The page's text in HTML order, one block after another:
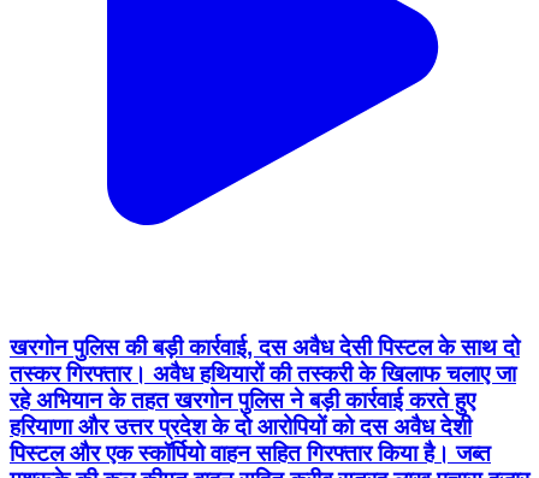
खरगोन पुलिस की बड़ी कार्रवाई, दस अवैध देसी पिस्टल के साथ दो
तस्कर गिरफ्तार। अवैध हथियारों की तस्करी के खिलाफ चलाए जा
रहे अभियान के तहत खरगोन पुलिस ने बड़ी कार्रवाई करते हुए
हरियाणा और उत्तर प्रदेश के दो आरोपियों को दस अवैध देशी
पिस्टल और एक स्कॉर्पियो वाहन सहित गिरफ्तार किया है। जब्त